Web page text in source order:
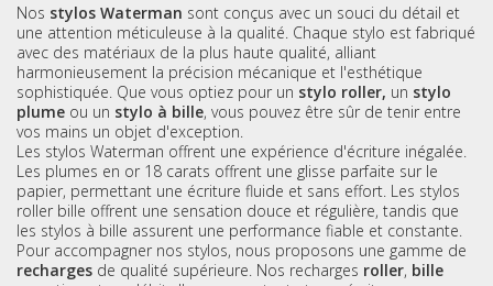
Nos stylos Waterman sont conçus avec un souci du détail et
une attention méticuleuse à la qualité. Chaque stylo est fabriqué
avec des matériaux de la plus haute qualité, alliant
harmonieusement la précision mécanique et l'esthétique
sophistiquée. Que vous optiez pour un stylo roller, un stylo
plume ou un stylo à bille, vous pouvez être sûr de tenir entre
vos mains un objet d'exception.
Les stylos Waterman offrent une expérience d'écriture inégalée.
Les plumes en or 18 carats offrent une glisse parfaite sur le
papier, permettant une écriture fluide et sans effort. Les stylos
roller bille offrent une sensation douce et régulière, tandis que
les stylos à bille assurent une performance fiable et constante.
Pour accompagner nos stylos, nous proposons une gamme de
recharges de qualité supérieure. Nos recharges roller, bille